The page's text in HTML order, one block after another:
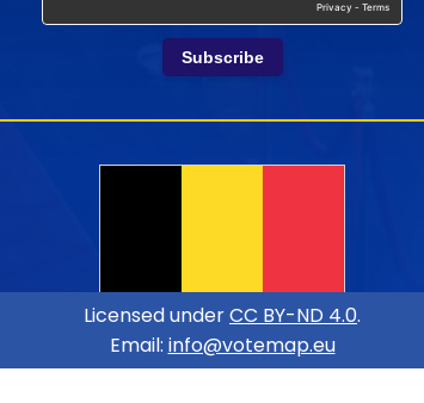
Subscribe
Licensed underCC BY-ND 4.0.
Email: info@votemap.eu